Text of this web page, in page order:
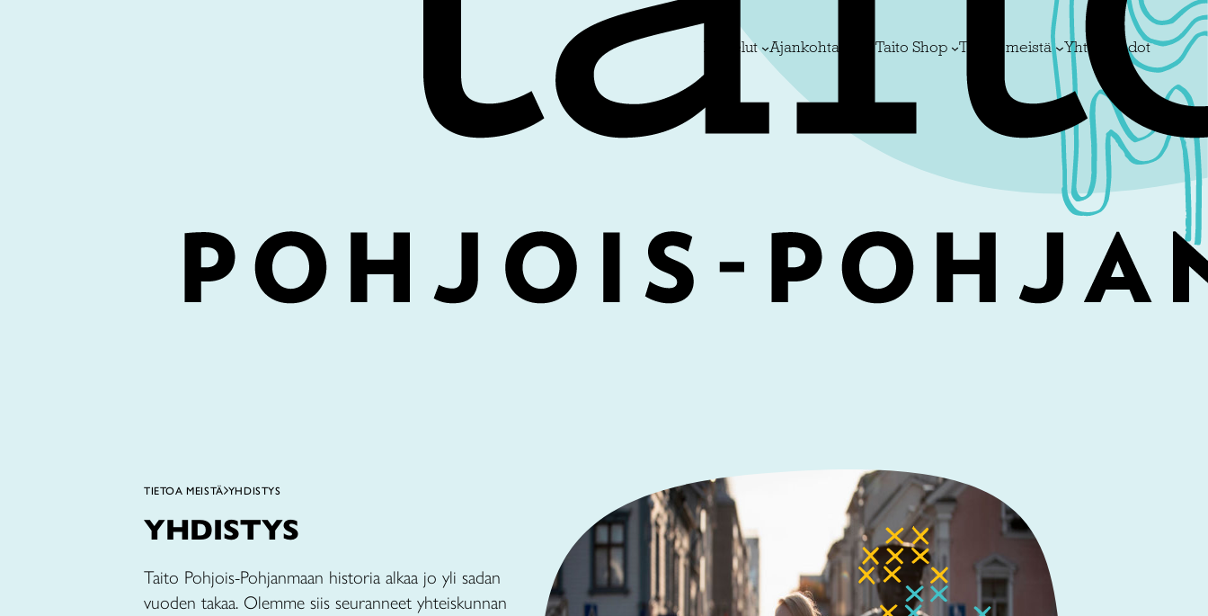
Palvelut Ajankohtaista Taito Shop Tietoa meistä Yhteystiedot
TIETOA MEISTÄ YHDISTYS
YHDISTYS
Taito Pohjois-Pohjanmaan historia alkaa jo yli sadan
vuoden takaa. Olemme siis seuranneet yhteiskunnan